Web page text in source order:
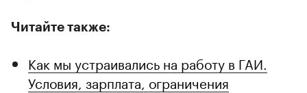
Читайте также:
Как мы устраивались на работу в ГАИ.
Условия, зарплата, ограничения